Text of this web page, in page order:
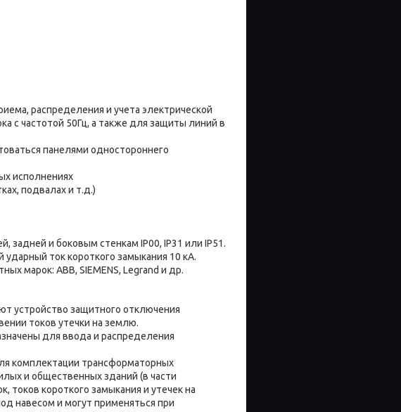
распределения и учета электрической
с частотой 50Гц, а также для защиты линий в
панелями одностороннего
исполнениях
подвалах и т.д.)
задней и боковым стенкам IP00, IP31 или IP51.
ток короткого замыкания 10 кА.
марок: ABB, SIEMENS, Legrand и др.
устройство защитного отключения
токов утечки на землю.
для ввода и распределения
комплектации трансформаторных
и общественных зданий (в части
токов короткого замыкания и утечек на
навесом и могут применяться при